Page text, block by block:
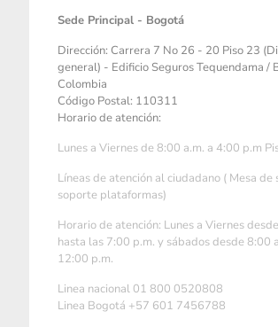
Sede Principal - Bogotá
Dirección: Carrera 7 No 26 - 20 Piso 23
general) - Edificio Seguros Tequendama /
Colombia
Código Postal: 110311
Horario de atención:
Lunes a Viernes de 8:00 a.m. a 4:00 p.m
Líneas de atención al ciudadano ( Mesa de
soporte plataformas)
Horario de atención: Lunes a Viernes
hasta las 7:00 p.m. y sábados desde 8:00
12:00 p.m.
Linea nacional 01 800 0520808
Linea Bogotá +57 601 7456788